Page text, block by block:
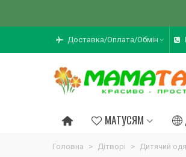
Доставка/Оплата/Обмін
МАТУСЯМ
Головна > Дітворі > Дитячий